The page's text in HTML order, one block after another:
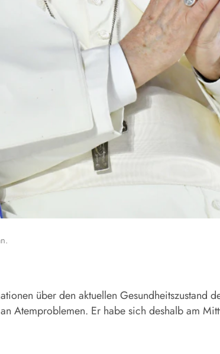
über den aktuellen Gesundheitszustand
Atemproblemen. Er habe sich deshalb am